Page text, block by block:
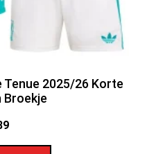
Tenue 2025/26 Korte
Broekje